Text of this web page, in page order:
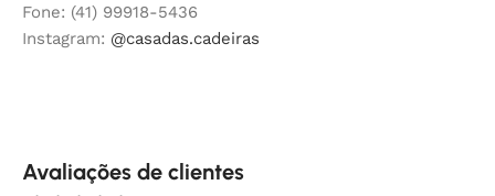
Fone: (41) 99918-5436
Instagram: @casadas.cadeiras
Avaliações de clientes